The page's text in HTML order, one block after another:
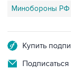
Минобороны РФ
Купить